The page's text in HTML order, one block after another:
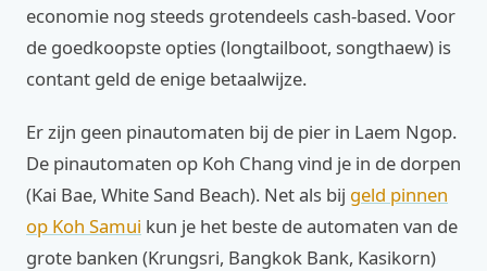
economie nog steeds grotendeels cash-based. Voor
de goedkoopste opties (longtailboot, songthaew) is
contant geld de enige betaalwijze.
Er zijn geen pinautomaten bij de pier in Laem Ngop.
De pinautomaten op Koh Chang vind je in de dorpen
(Kai Bae, White Sand Beach). Net als bij geld pinnen
op Koh Samui kun je het beste de automaten van de
grote banken (Krungsri, Bangkok Bank, Kasikorn)